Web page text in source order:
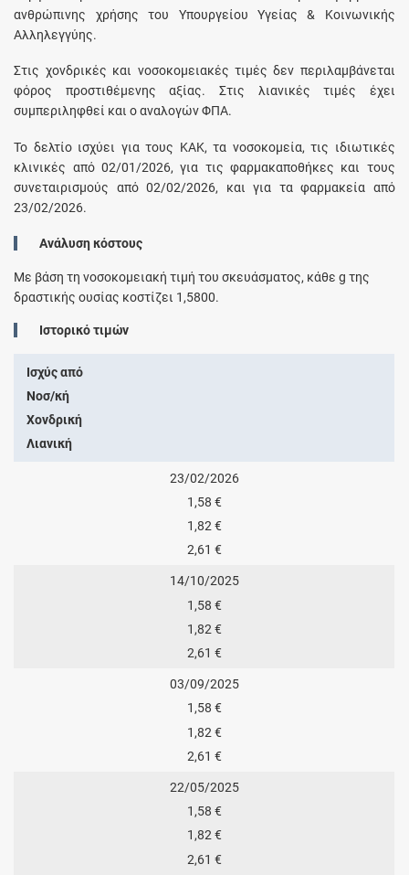
ανθρώπινης χρήσης του Υπουργείου Υγείας & Κοινωνικής
Αλληλεγγύης.
Στις χονδρικές και νοσοκομειακές τιμές δεν περιλαμβάνεται
φόρος προστιθέμενης αξίας. Στις λιανικές τιμές έχει
συμπεριληφθεί και ο αναλογών ΦΠΑ.
Το δελτίο ισχύει για τους ΚΑΚ, τα νοσοκομεία, τις ιδιωτικές
κλινικές από 02/01/2026, για τις φαρμακαποθήκες και τους
συνεταιρισμούς από 02/02/2026, και για τα φαρμακεία από
23/02/2026.
Ανάλυση κόστους
Με βάση τη νοσοκομειακή τιμή του σκευάσματος, κάθεg της
δραστικής ουσίας κοστίζει 1,5800.
Ιστορικό τιμών
Ισχύς από
Νοσ/κή
Χονδρική
Λιανική
23/02/2026
1,58 €
1,82 €
2,61 €
14/10/2025
1,58 €
1,82 €
2,61 €
03/09/2025
1,58 €
1,82 €
2,61 €
22/05/2025
1,58 €
1,82 €
2,61 €